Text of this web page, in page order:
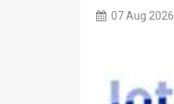
07 Aug 2026